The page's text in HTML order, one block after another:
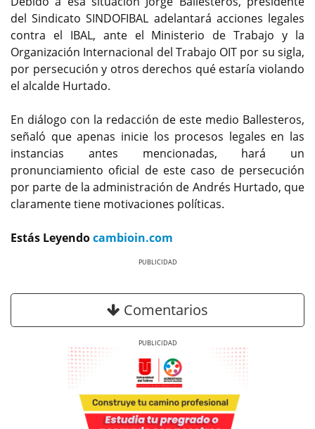
del Sindicato SINDOFIBAL adelantará acciones legales
contra el IBAL, ante el Ministerio de Trabajo y la
Organización Internacional del Trabajo OIT por su sigla,
por persecución y otros derechos qué estaría violando
el alcalde Hurtado.
En diálogo con la redacción de este medio Ballesteros,
señaló que apenas inicie los procesos legales en las
instancias antes mencionadas, hará un
pronunciamiento oficial de este caso de persecución
por parte de la administración de Andrés Hurtado, que
claramente tiene motivaciones políticas.
Estás Leyendocambioin.com
Comentarios